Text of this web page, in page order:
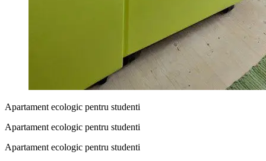
Apartament ecologic pentru studenti
Apartament ecologic pentru studenti
Apartament ecologic pentru studenti